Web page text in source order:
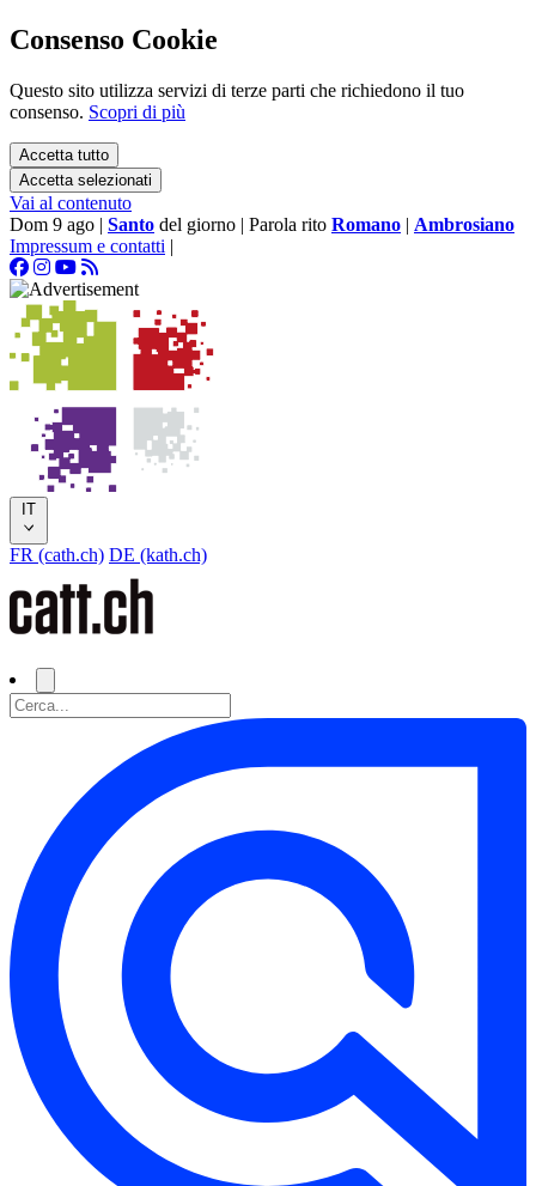
Consenso Cookie
Questo sito utilizza servizi di terze parti che richiedono il tuo
consenso. Scopri di più
Accetta tutto
Accetta selezionati
Vai al contenuto
Dom 9 ago | Santo del giorno | Parola rito Romano | Ambrosiano
Impressum e contatti |
IT
FR (cath.ch) DE (kath.ch)